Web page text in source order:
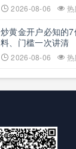
2026-08-06
炒黄金开户必知的
料、门槛一次讲清
2026-08-06